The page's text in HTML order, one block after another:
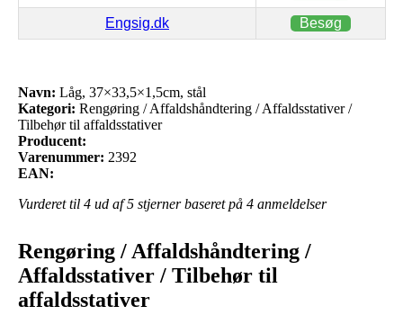
Engsig.dk Besøg
Navn: Låg, 37×33,5×1,5cm, stål
Kategori: Rengøring / Affaldshåndtering / Affaldsstativer /
Tilbehør til affaldsstativer
Producent:
Varenummer: 2392
EAN:
Vurderet til 4 ud af 5 stjerner baseret på 4 anmeldelser
Rengøring / Affaldshåndtering /
Affaldsstativer / Tilbehør til
affaldsstativer